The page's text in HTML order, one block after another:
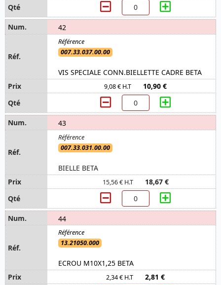
42
007.33.037.00.00
VIS SPECIALE CONN.BIELLETTE CADRE BETA
9,08 € H.T 10,90 €
43
007.33.031.00.00
BIELLE BETA
15,56 € H.T 18,67 €
44
13.21050.000
ECROU M10X1,25 BETA
2,34 € H.T 2,81 €